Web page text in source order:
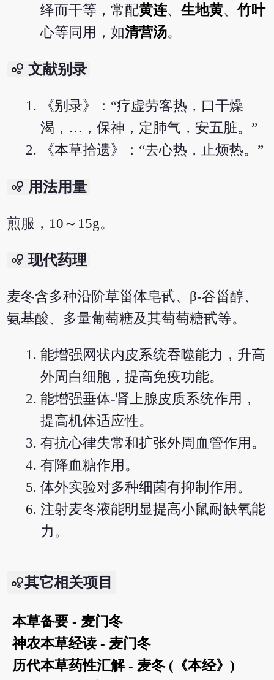
绎而干等，常配黄连、生地黄、竹叶
心等同用，如清营汤。
bubble_chart 文献别录
《别录》：“疗虚劳客热，口干燥
渴，…，保神，定肺气，安五脏。”
《本草拾遗》：“去心热，止烦热。”
bubble_chart 用法用量
煎服，10～15g。
bubble_chart 现代药理
麦冬含多种沿阶草甾体皂甙、β-谷甾醇、
氨基酸、多量葡萄糖及其萄萄糖甙等。
能增强网状内皮系统吞噬能力，升高
外周白细胞，提高免疫功能。
能增强垂体-肾上腺皮质系统作用，
提高机体适应性。
有抗心律失常和扩张外周血管作用。
有降血糖作用。
体外实验对多种细菌有抑制作用。
注射麦冬液能明显提高小鼠耐缺氧能
力。
其它相关项目
本草备要 - 麦门冬
神农本草经读 - 麦门冬
历代本草药性汇解 - 麦冬 (《本经》)